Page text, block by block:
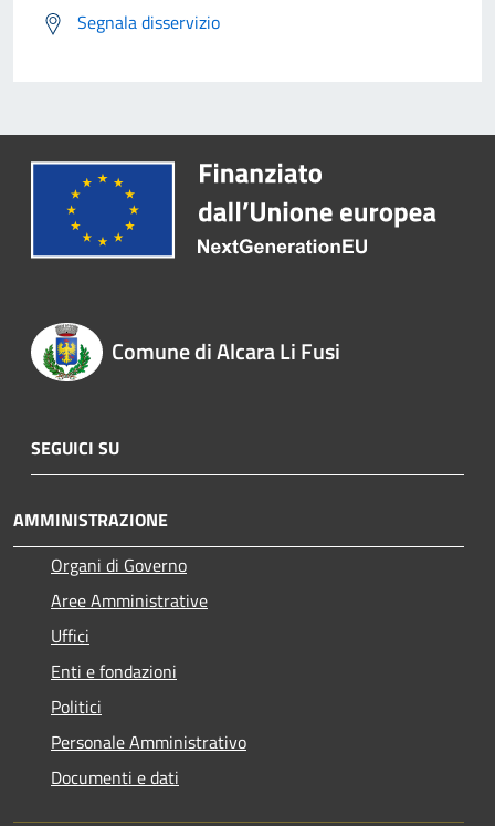
Segnala disservizio
Comune di Alcara Li Fusi
SEGUICI SU
AMMINISTRAZIONE
Organi di Governo
Aree Amministrative
Uffici
Enti e fondazioni
Politici
Personale Amministrativo
Documenti e dati